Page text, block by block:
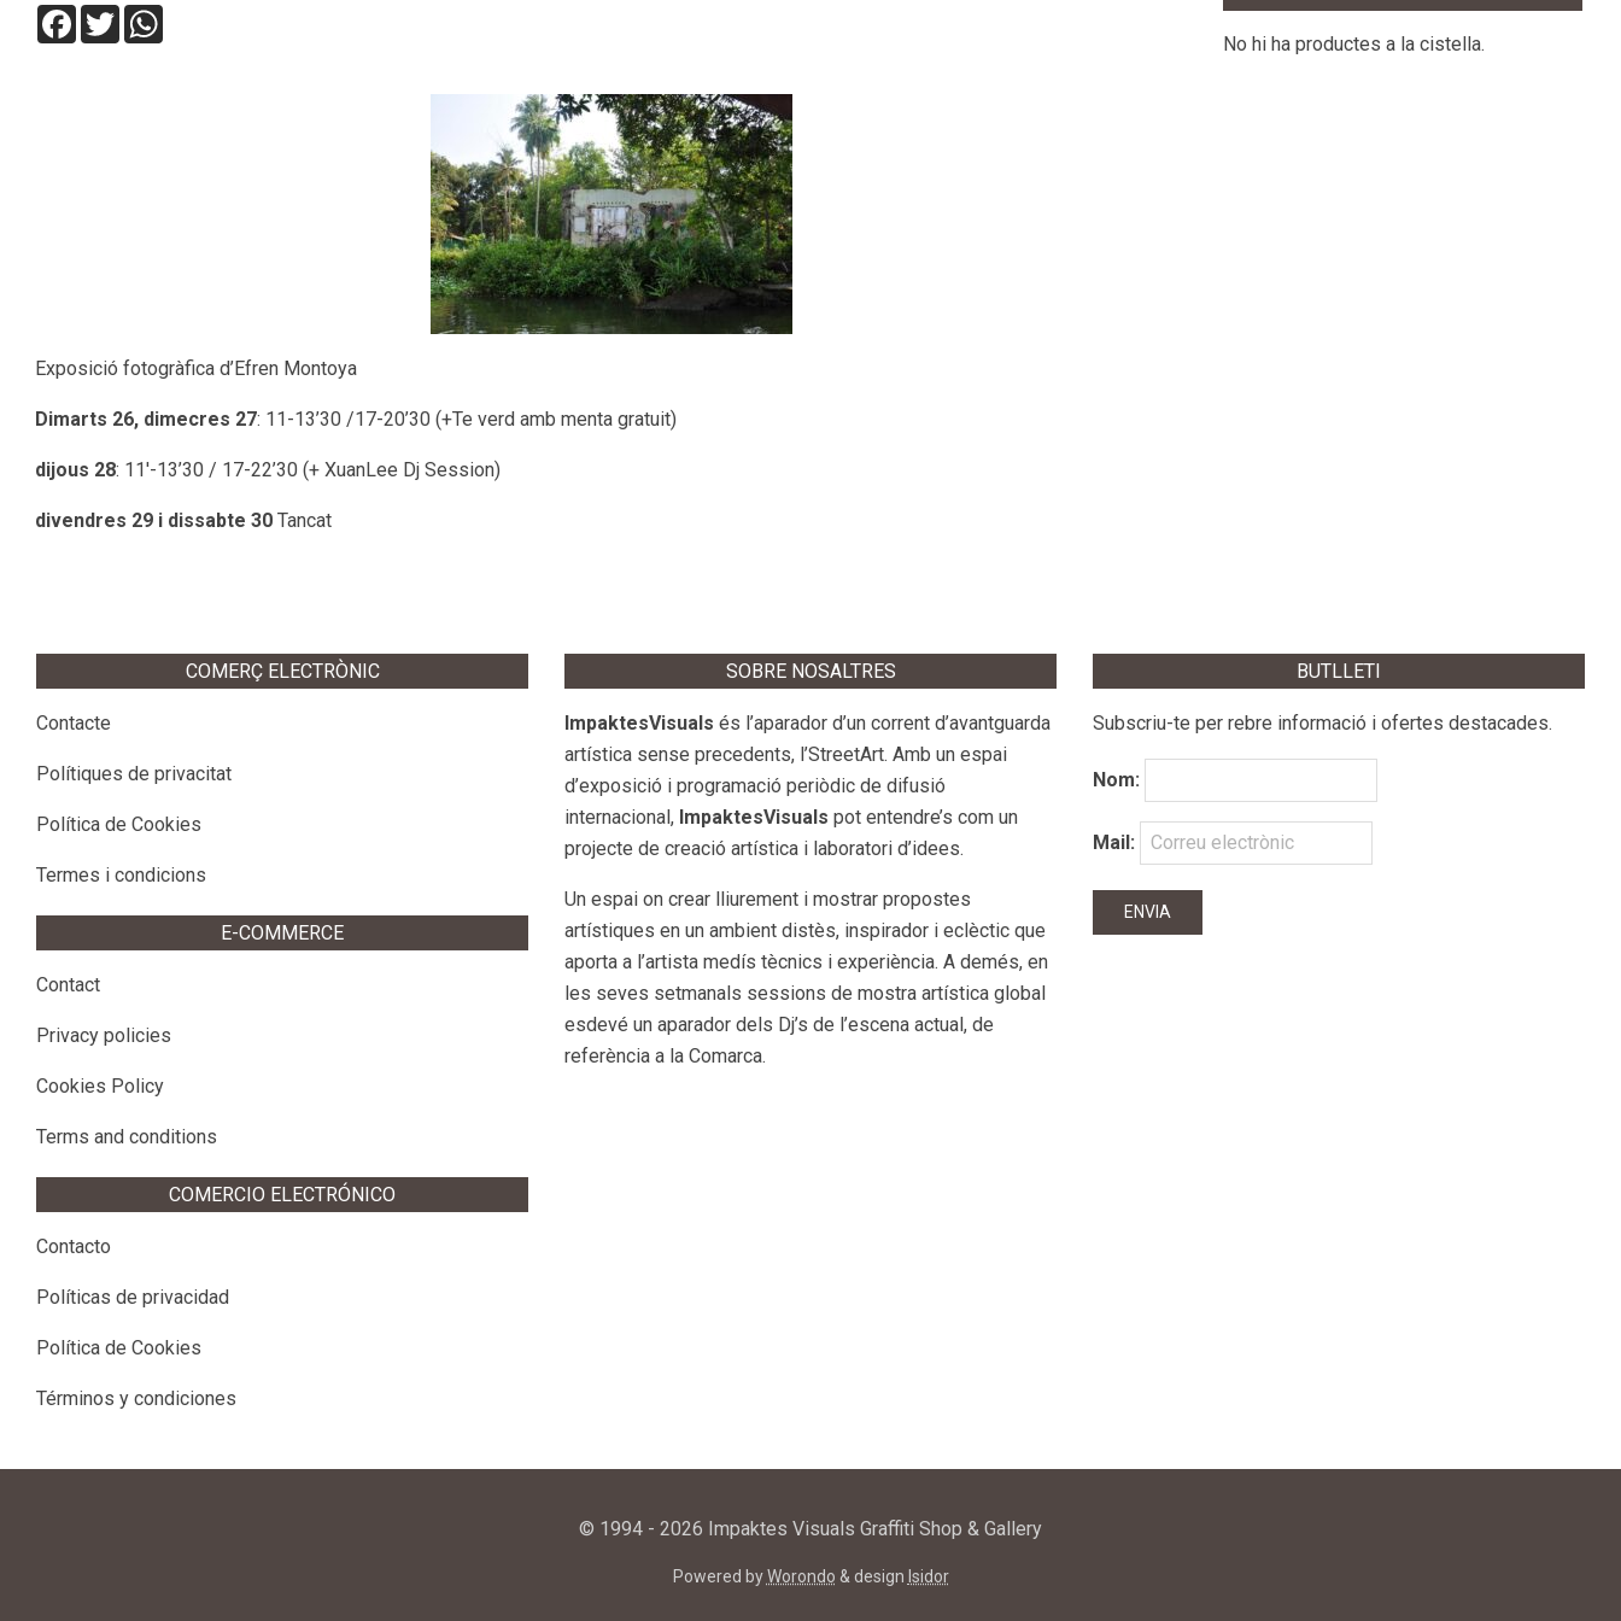
Facebook
Twitter
Exposició fotogràfica d’Efren Montoya
Dimarts 26, dimecres 27: 11-13’30 /17-20’30 (+Te verd amb menta gratuit)
dijous 28: 11′-13’30 / 17-22’30 (+ XuanLee Dj Session)
divendres 29 i dissabte 30 Tancat
No hi ha productes a la cistella.
COMERÇ ELECTRÒNIC
Contacte
Polítiques de privacitat
Política de Cookies
Termes i condicions
E-COMMERCE
Contact
Privacy policies
Cookies Policy
Terms and conditions
COMERCIO ELECTRÓNICO
Contacto
Políticas de privacidad
Política de Cookies
Términos y condiciones
SOBRE NOSALTRES
ImpaktesVisuals és l’aparador d’un corrent d’avantguarda
artística sense precedents, l’StreetArt. Amb un espai
d’exposició i programació periòdic de difusió
internacional, ImpaktesVisuals pot entendre’s com un
projecte de creació artística i laboratori d’idees.
Un espai on crear lliurement i mostrar propostes
artístiques en un ambient distès, inspirador i eclèctic que
aporta a l’artista medís tècnics i experiència. A demés, en
les seves setmanals sessions de mostra artística global
esdevé un aparador dels Dj’s de l’escena actual, de
referència a la Comarca.
BUTLLETI
Subscriu-te per rebre informació i ofertes destacades.
Nom:
Mail:
© 1994 - 2026 Impaktes Visuals Graffiti Shop & Gallery
Powered byWorondo & design Isidor